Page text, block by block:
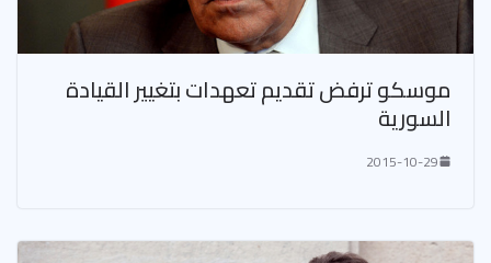
موسكو ترفض تقديم تعهدات بتغيير القيادة
السورية
2015-10-29